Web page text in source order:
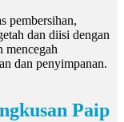
pembersihan,
dan diisi dengan
mencegah
dan penyimpanan.
Paip